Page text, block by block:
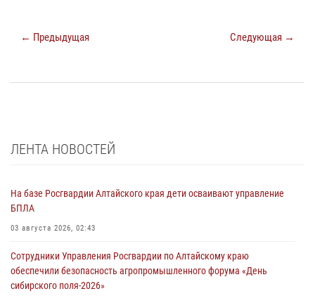
← Предыдущая Следующая →
ЛЕНТА НОВОСТЕЙ
На базе Росгвардии Алтайского края дети осваивают управление
БПЛА
03 августа 2026, 02:43
Сотрудники Управления Росгвардии по Алтайскому краю
обеспечили безопасность агропромышленного форума «День
сибирского поля-2026»